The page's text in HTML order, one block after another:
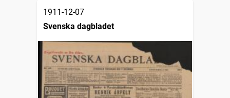
1911-12-07
Svenska dagbladet